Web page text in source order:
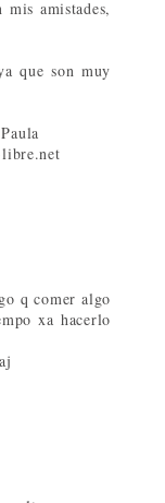
amistades,
que son muy
libre.net
q comer algo
xa hacerlo